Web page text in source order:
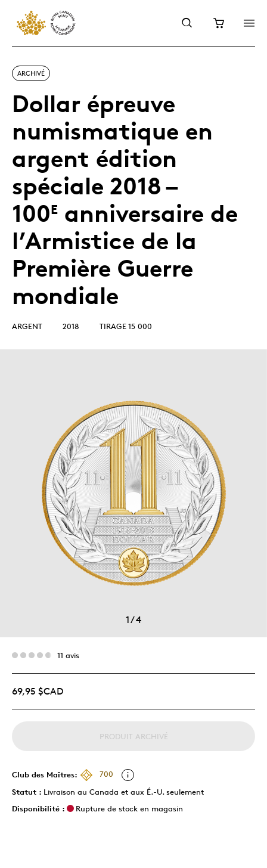
ARCHIVÉ
Dollar épreuve
numismatique en
argent édition
spéciale 2018 –
100E anniversaire de
l’Armistice de la
Première Guerre
mondiale
ARGENT 2018 TIRAGE 15 000
1/4
11 avis
69,95 $CAD
PRODUIT ARCHIVÉ
Club des Maîtres:
700
Statut : Livraison au Canada et aux É.-U. seulement
Disponibilité :
Rupture de stock en magasin